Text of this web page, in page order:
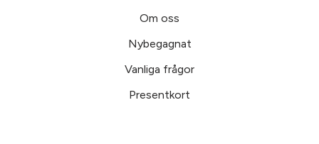
Om oss
Nybegagnat
Vanliga frågor
Presentkort